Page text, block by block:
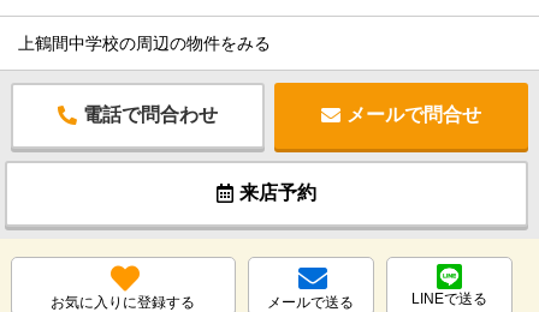
上鶴間中学校の周辺の物件をみる
電話で問合わせ メールで問合せ
来店予約
お気に入りに登録する メールで送る LINEで送る